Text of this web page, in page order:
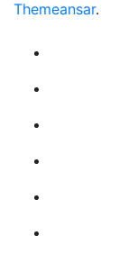
Themeansar.